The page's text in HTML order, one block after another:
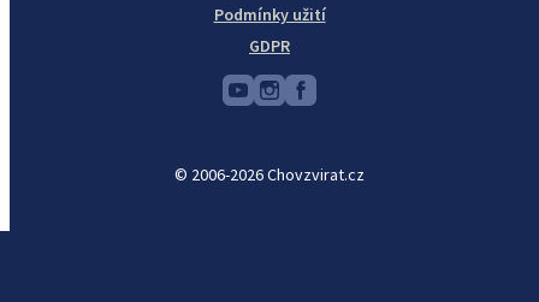
© 2006-2026 Chovzvirat.cz
Podmínky užití
GDPR